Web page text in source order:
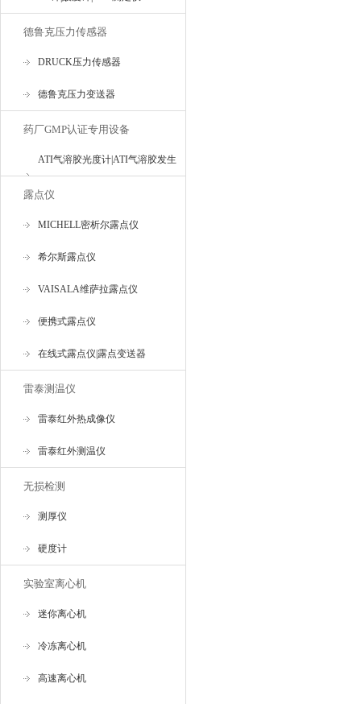
德鲁克压力传感器
DRUCK压力传感器
德鲁克压力变送器
药厂GMP认证专用设备
ATI气溶胶光度计|ATI气溶胶发生
器
露点仪
MICHELL密析尔露点仪
希尔斯露点仪
VAISALA维萨拉露点仪
便携式露点仪
在线式露点仪|露点变送器
雷泰测温仪
雷泰红外热成像仪
雷泰红外测温仪
无损检测
测厚仪
硬度计
实验室离心机
迷你离心机
冷冻离心机
高速离心机